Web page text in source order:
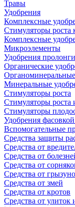
Травы
Удобрения
Комплексные
Стимуляторы роста
Комплексные
Микроэлементы
Удобрения
Органические
Минеральные
Стимуляторы роста
Стимуляторы роста
Стимуляторы
Удобрения
Вспомогательные
Средства защиты
Средства от
Средства от
Средства от
Средства от
Средства от змей
Средства от кротов
Средства от улиток